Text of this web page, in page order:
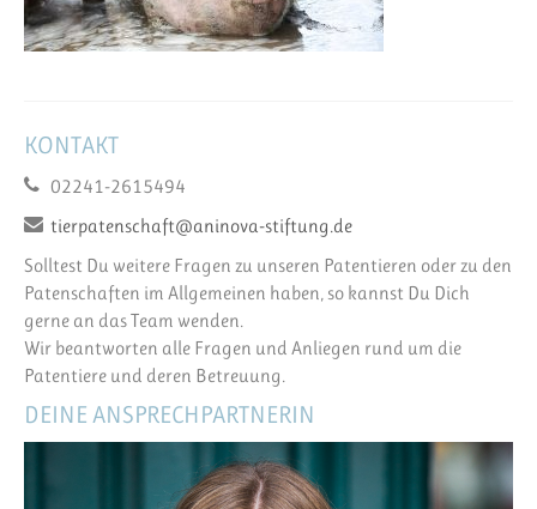
KONTAKT
02241-2615494
tierpatenschaft@aninova-stiftung.de
Solltest Du weitere Fragen zu unseren Patentieren oder zu den
Patenschaften im Allgemeinen haben, so kannst Du Dich
gerne an das Team wenden.
Wir beantworten alle Fragen und Anliegen rund um die
Patentiere und deren Betreuung.
DEINE ANSPRECHPARTNERIN